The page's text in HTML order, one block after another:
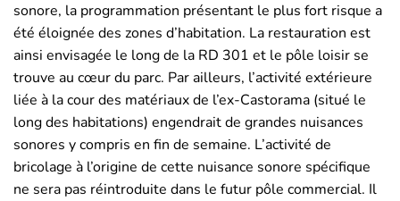
sonore, la programmation présentant le plus fort risque a
été éloignée des zones d’habitation. La restauration est
ainsi envisagée le long de la RD 301 et le pôle loisir se
trouve au cœur du parc. Par ailleurs, l’activité extérieure
liée à la cour des matériaux de l’ex-Castorama (situé le
long des habitations) engendrait de grandes nuisances
sonores y compris en fin de semaine. L’activité de
bricolage à l’origine de cette nuisance sonore spécifique
ne sera pas réintroduite dans le futur pôle commercial. Il